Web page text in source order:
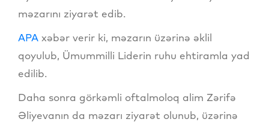
məzarını ziyarət edib.
APA xəbər verir ki, məzarın üzərinə əklil
qoyulub, Ümummilli Liderin ruhu ehtiramla yad
edilib.
Daha sonra görkəmli oftalmoloq alim Zərifə
Əliyevanın da məzarı ziyarət olunub, üzərinə